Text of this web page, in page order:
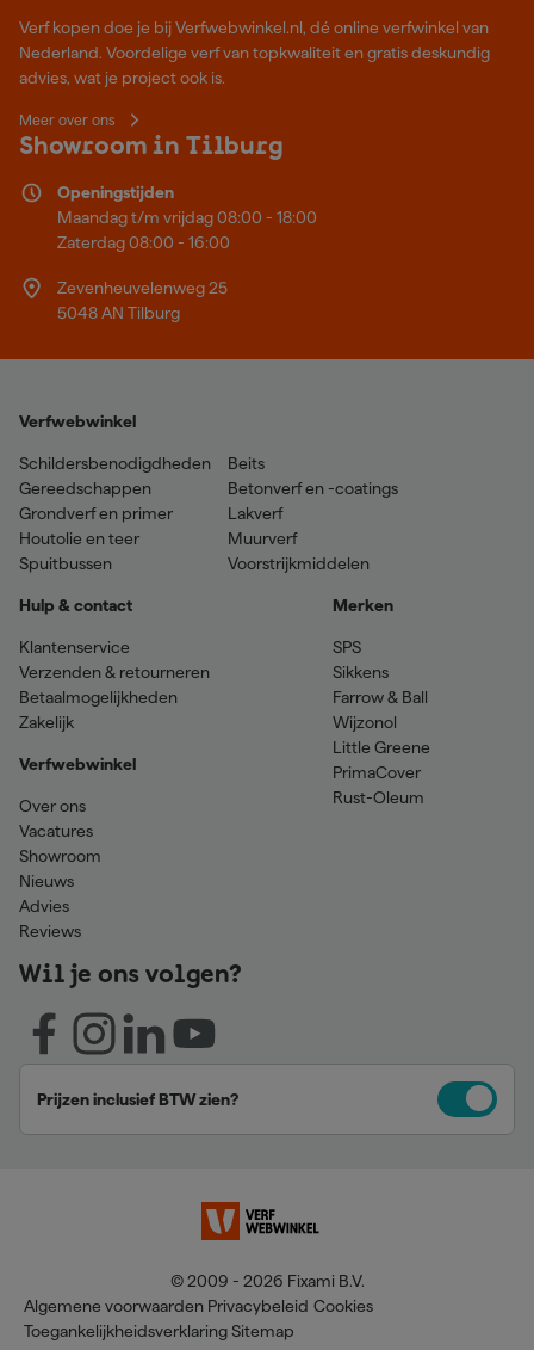
Verf kopen doe je bij Verfwebwinkel.nl, dé online verfwinkel van
Nederland. Voordelige verf van topkwaliteit en gratis deskundig
advies, wat je project ook is.
Meer over ons
Showroom in Tilburg
Openingstijden
Maandag t/m vrijdag 08:00 - 18:00
Zaterdag 08:00 - 16:00
Zevenheuvelenweg 25
5048 AN Tilburg
Verfwebwinkel
Schildersbenodigdheden
Gereedschappen
Grondverf en primer
Houtolie en teer
Spuitbussen
Beits
Betonverf en -coatings
Lakverf
Muurverf
Voorstrijkmiddelen
Hulp & contact
Klantenservice
Verzenden & retourneren
Betaalmogelijkheden
Zakelijk
Verfwebwinkel
Over ons
Vacatures
Showroom
Nieuws
Advies
Reviews
Merken
SPS
Sikkens
Farrow & Ball
Wijzonol
Little Greene
PrimaCover
Rust-Oleum
Wil je ons volgen?
Prijzen inclusief BTW zien?
© 2009 - 2026 Fixami B.V.
Algemene voorwaarden Privacybeleid Cookies
Toegankelijkheidsverklaring Sitemap